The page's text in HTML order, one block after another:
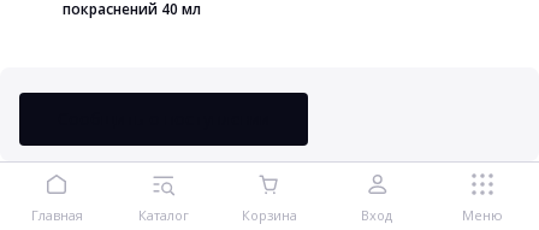
покраснений 40 мл
В корзину
Главная Каталог Корзина Вход Меню